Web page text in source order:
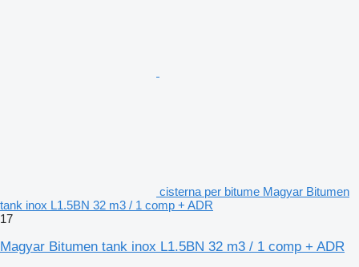
cisterna per bitume Magyar Bitumen
tank inox L1.5BN 32 m3 / 1 comp + ADR
17
Magyar Bitumen tank inox L1.5BN 32 m3 / 1 comp + ADR